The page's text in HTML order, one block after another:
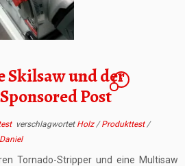
Skilsaw und der
Post
1
verschlagwortet Holz/Produkttest/
Daniel
Tornado-Stripper und eine Multisaw